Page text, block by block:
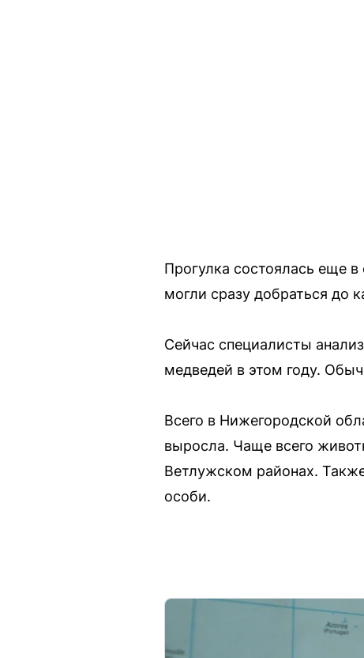
Прогулка состоялась еще
могли сразу добраться до
Сейчас специалисты
медведей в этом году.
Всего в Нижегородской
выросла. Чаще всего
Ветлужском районах.
особи.